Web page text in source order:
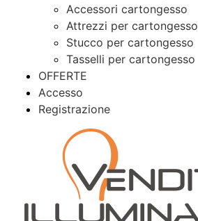
Accessori cartongesso
Attrezzi per cartongesso
Stucco per cartongesso
Tasselli per cartongesso
OFFERTE
Accesso
Registrazione